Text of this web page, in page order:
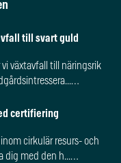
till svart guld
vi växtavfall till näringsrik
certifiering
cirkulär resurs- och
dig med den h...…